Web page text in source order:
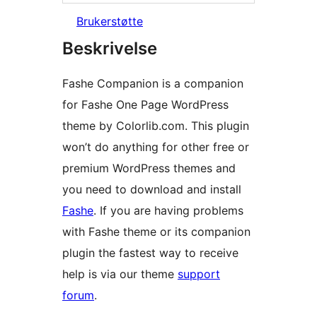
Brukerstøtte
Beskrivelse
Fashe Companion is a companion
for Fashe One Page WordPress
theme by Colorlib.com. This plugin
won’t do anything for other free or
premium WordPress themes and
you need to download and install
Fashe. If you are having problems
with Fashe theme or its companion
plugin the fastest way to receive
help is via our theme support
forum.